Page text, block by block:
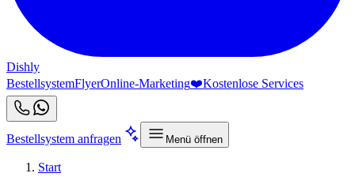
Dishly
BestellsystemFlyerOnline-Marketing❤️Kostenlose Services
Bestellsystem anfragen Menü öffnen
Start